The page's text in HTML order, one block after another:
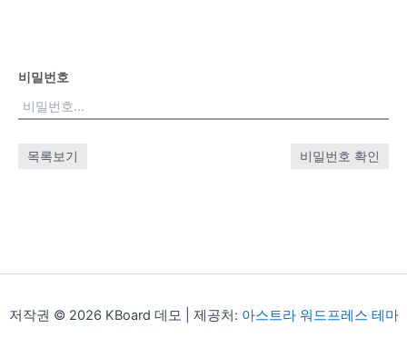
비밀번호
목록보기 비밀번호 확인
저작권 © 2026 KBoard 데모 | 제공처: 아스트라 워드프레스 테마